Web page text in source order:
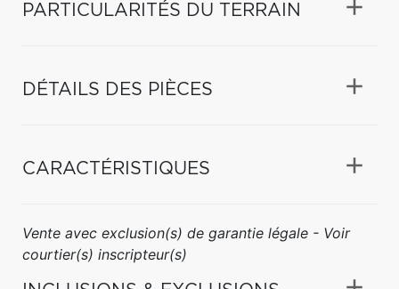
PARTICULARITÉS DU TERRAIN
DÉTAILS DES PIÈCES
CARACTÉRISTIQUES
Vente avec exclusion(s) de garantie légale - Voir
courtier(s) inscripteur(s)